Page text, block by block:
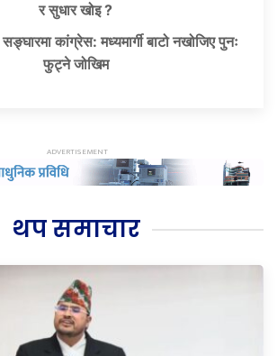
र सुधार खोइ ?
कांग्रेस: मध्यमार्गी बाटो नखोजिए पुनः
फुट्ने जोखिम
थप समाचार